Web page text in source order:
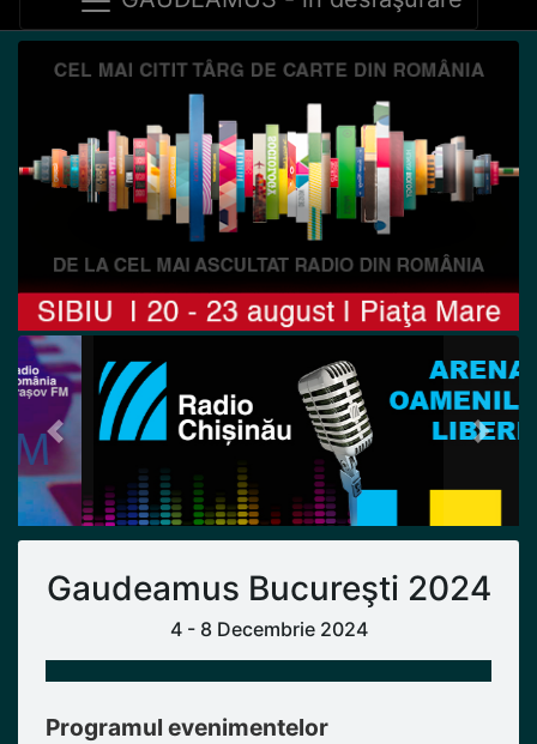
Previous Next
Gaudeamus Bucureşti 2024
4 - 8 Decembrie 2024
Programul evenimentelor